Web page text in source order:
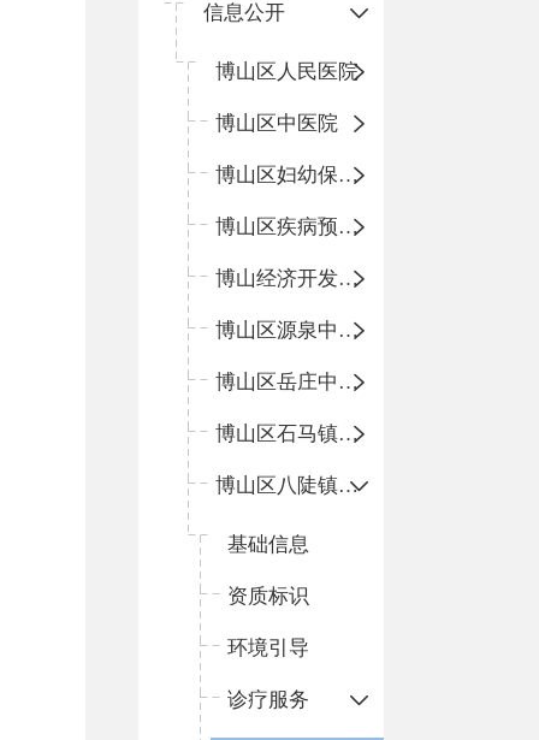
信息公开
​博山区人民医院
博山区中医院
博山区妇幼保健院
博山区疾病预防控制中心
博山经济开发区卫生院
博山区源泉中心卫生院（博山区第二人民医院）
博山区岳庄中心卫生院
博山区石马镇卫生院
博山区八陡镇卫生院
基础信息
资质标识
环境引导
诊疗服务